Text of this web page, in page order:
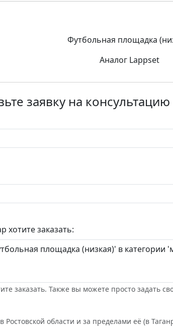
Футбольная площадка
Аналог Lappset
заявку на
хотите заказать:
заказать. Также вы можете просто задать
области и за пределами её (в